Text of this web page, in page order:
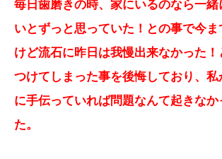
毎日歯磨きの時、家にいるのなら一緒
いとずっと思っていた！との事で今
けど流石に昨日は我慢出来なかった
つけてしまった事を後悔しており、
に手伝っていれば問題なんて起きなか
た。